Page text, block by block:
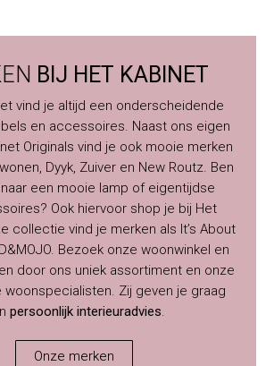
BIJ HET KABINET
vind je altijd een onderscheidende
en accessoires. Naast ons eigen
Originals vind je ook mooie merken
Dyyk, Zuiver en New Routz. Ben
een mooie lamp of eigentijdse
Ook hiervoor shop je bij Het
collectie vind je merken als It’s About
Bezoek onze woonwinkel en
door ons uniek assortiment en onze
woonspecialisten. Zij geven je graag
persoonlijk interieuradvies.
Onze merken